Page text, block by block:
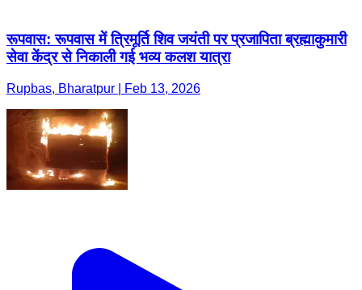
रूपवास: रूपवास में त्रिमूर्ति शिव जयंती पर प्रजापिता ब्रह्माकुमारी
सेवा केंद्र से निकाली गई भव्य कलश यात्रा
Rupbas, Bharatpur | Feb 13, 2026